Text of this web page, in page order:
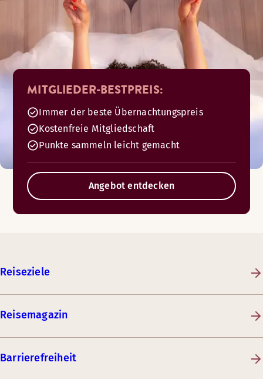
MITGLIEDER-BESTPREIS:
Immer der beste Übernachtungspreis
Kostenfreie Mitgliedschaft
Punkte sammeln leicht gemacht
Angebot entdecken
Reiseziele
Reisemagazin
Barrierefreiheit